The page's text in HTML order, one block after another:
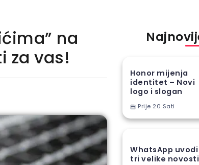
na
za vas!
Honor mijenja
identitet – Novi
logo i slogan
Prije 20 Sati
WhatsApp uvodi
tri velike novosti